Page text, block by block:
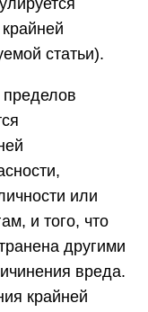
статьи).
или
и того, что
другими
вреда.
крайней